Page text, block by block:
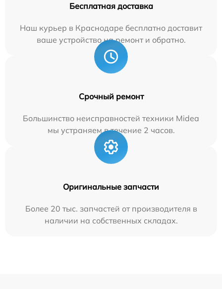
Бесплатная доставка
Наш курьер в Краснодаре бесплатно доставит
ваше устройство на ремонт и обратно.
Срочный ремонт
Большинство неисправностей техники Midea
мы устраняем в течение 2 часов.
Оригинальные запчасти
Более 20 тыс. запчастей от производителя в
наличии на собственных складах.